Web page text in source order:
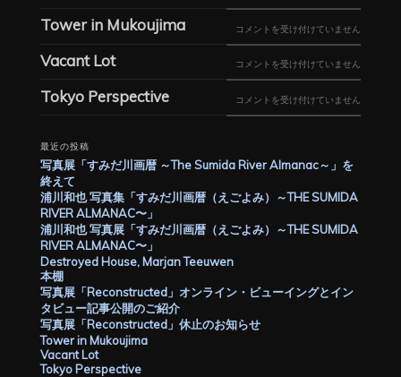
ご
よ
～
SUMIDA
は
川
画
（え
み）
～
ALMANAC〜」
「RECONSTRUCTED」
オ
ラ
イ
ー
イ
と
イ
「RECONSTRUCTED」
止
お
せ
Tower in Mukoujima TOWER
は
コメントを受け付けていません
Vacant Lot VACANT
コメントを受け付けていません
Tokyo Perspective TOKYO
コメントを受け付けていません
最近の投稿
写真展「すみだ川画暦 ～The Sumida River Almanac～」を
終えて
浦川和也 写真集「すみだ川画暦（えごよみ）～THE SUMIDA
RIVER ALMANAC〜」
浦川和也 写真展「すみだ川画暦（えごよみ）～THE SUMIDA
RIVER ALMANAC〜」
Destroyed House, Marjan Teeuwen
本棚
写真展「Reconstructed」オンライン・ビューイングとイン
タビュー記事公開のご紹介
写真展「Reconstructed」休止のお知らせ
Tower in Mukoujima
Vacant Lot
Tokyo Perspective